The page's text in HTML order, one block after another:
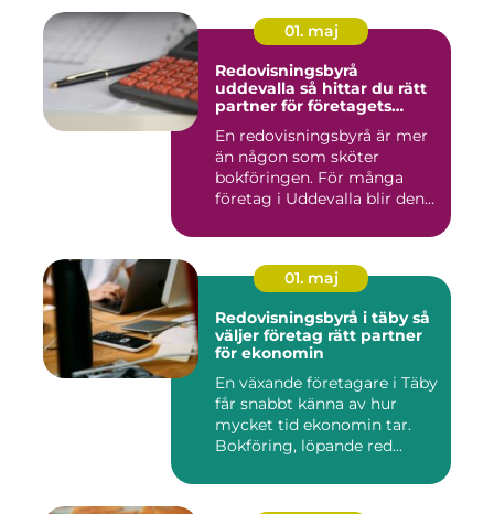
01. maj
Redovisningsbyrå
uddevalla så hittar du rätt
partner för företagets
En redovisningsbyrå är mer
än någon som sköter
bokföringen. För många
företag i Uddevalla blir den
01. maj
Redovisningsbyrå i täby så
väljer företag rätt partner
för ekonomin
En växande företagare i Täby
får snabbt känna av hur
mycket tid ekonomin tar.
Bokföring, löpande red...